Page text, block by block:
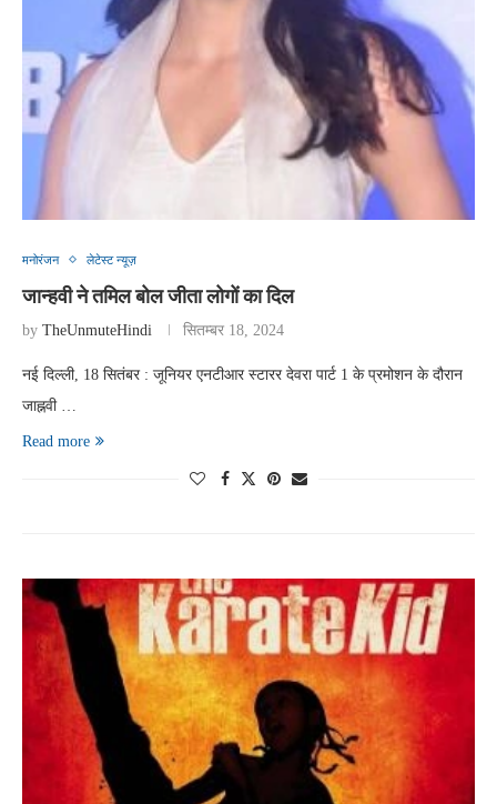
मनोरंजन लेटेस्ट न्यूज़
जान्हवी ने तमिल बोल जीता लोगों का दिल
by TheUnmuteHindi सितम्बर 18, 2024
नई दिल्ली, 18 सितंबर : जूनियर एनटीआर स्टारर देवरा पार्ट 1 के प्रमोशन के दौरान
जाह्नवी …
Read more